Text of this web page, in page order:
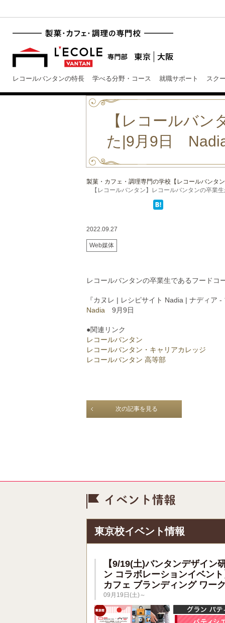
レコールバンタンの特長 学べる分野・コース 就職サポート スク
【レコールバ
た|9月9日
製菓・カフェ・調理専門の学校【レコールバンタ
【レコールバンタン】レコールバンタンの卒業
2022.09.27
Web媒体
レコールバンタンの卒業生であるフード
『カヌレ | レシピサイト Nadia | ナディア
Nadia 9月9日
●関連リンク
レコールバンタン
レコールバンタン・キャリアカレッジ
レコールバンタン 高等部
次の記事を見る
東京校イベント情報
【9/19(土)バンタンデザイン
ン コラボレーションイベン
カフェ ブランディング ワー
09月19日(土)～